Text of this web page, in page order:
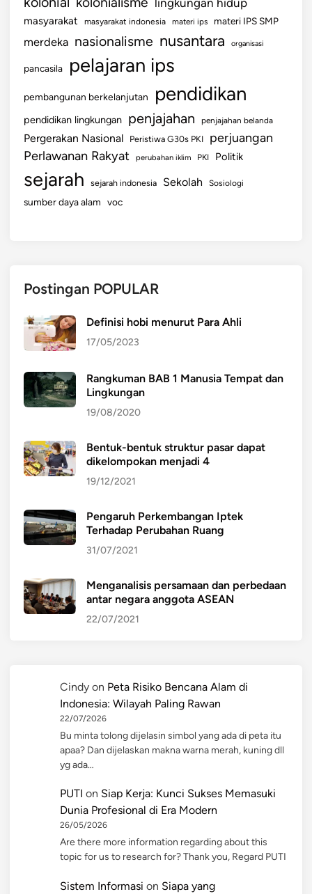
masyarakat masyarakat indonesia materi ips materi IPS SMP
merdeka nasionalisme nusantara organisasi
pancasila pelajaran ips
pembangunan berkelanjutan pendidikan
pendidikan lingkungan penjajahan penjajahan belanda
Pergerakan Nasional Peristiwa G30s PKI perjuangan
Perlawanan Rakyat perubahan iklim PKI Politik
sejarah sejarah indonesia Sekolah Sosiologi
sumber daya alam voc
Postingan POPULAR
Definisi hobi menurut Para Ahli
17/05/2023
Rangkuman BAB 1 Manusia Tempat dan
Lingkungan
19/08/2020
Bentuk-bentuk struktur pasar dapat
dikelompokan menjadi 4
19/12/2021
Pengaruh Perkembangan Iptek
Terhadap Perubahan Ruang
31/07/2021
Menganalisis persamaan dan perbedaan
antar negara anggota ASEAN
22/07/2021
Cindy on Peta Risiko Bencana Alam di
Indonesia: Wilayah Paling Rawan
22/07/2026
Bu minta tolong dijelasin simbol yang ada di peta itu
apaa? Dan dijelaskan makna warna merah, kuning dll
yg ada…
PUTI on Siap Kerja: Kunci Sukses Memasuki
Dunia Profesional di Era Modern
26/05/2026
Are there more information regarding about this
topic for us to research for? Thank you, Regard PUTI
Sistem Informasi on Siapa yang